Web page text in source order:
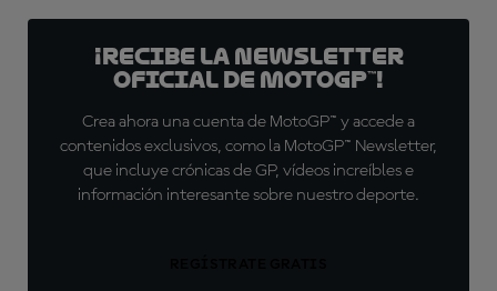
¡Recibe la Newsletter
oficial de MotoGP™!
Crea ahora una cuenta de MotoGP™ y accede a
contenidos exclusivos, como la MotoGP™ Newsletter,
que incluye crónicas de GP, vídeos increíbles e
información interesante sobre nuestro deporte.